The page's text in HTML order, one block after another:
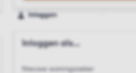
Inloggen
Inloggen als...
Nieuwe woningzoeker